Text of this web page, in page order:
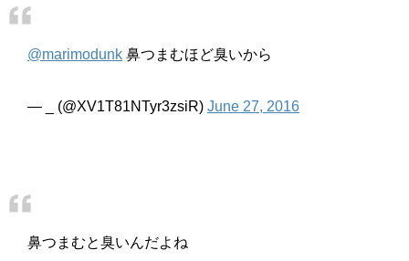
@marimodunk 鼻つまむほど臭いから
— _ (@XV1T81NTyr3zsiR) June 27, 2016
鼻つまむと臭いんだよね